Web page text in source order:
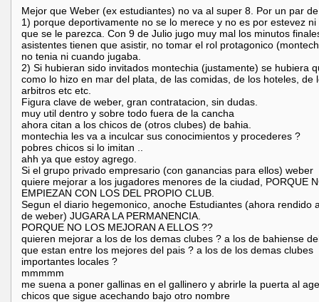
Mejor que Weber (ex estudiantes) no va al super 8. Por un par
1) porque deportivamente no se lo merece y no es por estevez ni
que se le parezca. Con 9 de Julio jugo muy mal los minutos
asistentes tienen que asistir, no tomar el rol protagonico
no tenia ni cuando jugaba.
2) Si hubieran sido invitados montechia (justamente) se hubiera
como lo hizo en mar del plata, de las comidas, de los hoteles, de
arbitros etc etc.
Figura clave de weber, gran contratacion, sin dudas.
muy util dentro y sobre todo fuera de la cancha
ahora citan a los chicos de (otros clubes) de bahia.
montechia les va a inculcar sus conocimientos y procederes ?
pobres chicos si lo imitan ..
ahh ya que estoy agrego.
Si el grupo privado empresario (con ganancias para ellos) weber
quiere mejorar a los jugadores menores de la ciudad, PORQUE
EMPIEZAN CON LOS DEL PROPIO CLUB.
Segun el diario hegemonico, anoche Estudiantes (ahora rendido
de weber) JUGARA LA PERMANENCIA.
PORQUE NO LOS MEJORAN A ELLOS ??
quieren mejorar a los de los demas clubes ? a los de bahiense
que estan entre los mejores del pais ? a los de los demas clubes
importantes locales ?
mmmmm
me suena a poner gallinas en el gallinero y abrirle la puerta al
chicos que sigue acechando bajo otro nombre